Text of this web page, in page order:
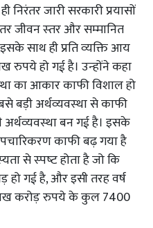
निरंतर जारी सरकारी प्रयासों
जीवन स्‍तर और सम्‍मानित
साथ ही प्रति व्‍यक्ति आय
रुपये हो गई है। उन्‍होंने कहा
का आकार काफी विशाल हो
बड़ी अर्थव्‍यवस्‍था से काफी
बन गई है। इसके
काफी बढ़ गया है
से स्‍पष्‍ट होता है जो कि
हो गई है, और इसी तरह वर्ष
करोड़ रुपये के कुल 7400